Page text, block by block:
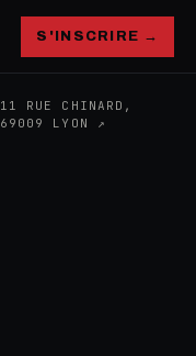
S'INSCRIRE →
11 RUE CHINARD,
69009 LYON ↗